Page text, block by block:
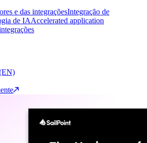
e das integraçõesIntegração de
de IAAccelerated application